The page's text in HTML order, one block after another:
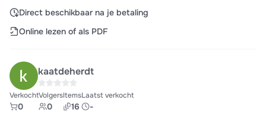
Direct beschikbaar na je betaling
Online lezen of als PDF
kaatdeherdt
Verkocht
0
Volgers
0
Items
16
Laatst verkocht
-